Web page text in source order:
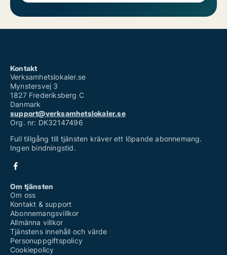
Kontakt
Verksamhetslokaler.se
Mynstersvej 3
1827 Frederiksberg C
Danmark
support@verksamhetslokaler.se
Org. nr: DK32147496
Full tillgång till tjänsten kräver ett löpande abonnemang.
Ingen bindningstid.
Om tjänsten
Om oss
Kontakt & support
Abonnemangsvillkor
Allmänna villkor
Tjänstens innehåll och värde
Personuppgiftspolicy
Cookiepolicy